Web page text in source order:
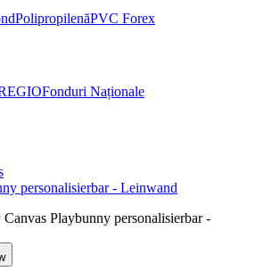
PolipropilenăPVC Forex
Fonduri Naționale
personalisierbar - Leinwand
Canvas Playbunny personalisierbar -